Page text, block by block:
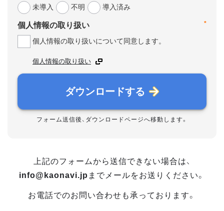
未導入
不明 導入済み
*
個人情報の取り扱い
個人情報の取り扱いについて同意します。
個人情報の取り扱い
ダウンロードする
フォーム送信後、ダウンロードページへ移動します。
上記のフォームから送信できない場合は、
info@kaonavi.jp までメールをお送りください。
お電話でのお問い合わせも承っております。